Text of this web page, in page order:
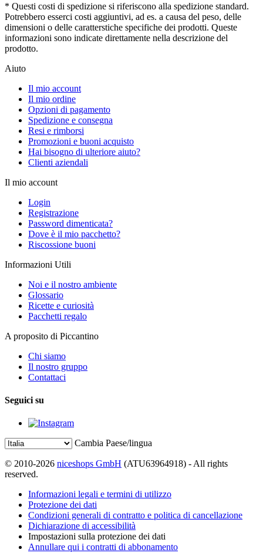
* Questi costi di spedizione si riferiscono alla spedizione standard.
Potrebbero esserci costi aggiuntivi, ad es. a causa del peso, delle
dimensioni o delle caratterstiche specifiche dei prodotti. Queste
informazioni sono indicate direttamente nella descrizione del
prodotto.
Aiuto
Il mio account
Il mio ordine
Opzioni di pagamento
Spedizione e consegna
Resi e rimborsi
Promozioni e buoni acquisto
Hai bisogno di ulteriore aiuto?
Clienti aziendali
Il mio account
Login
Registrazione
Password dimenticata?
Dove è il mio pacchetto?
Riscossione buoni
Informazioni Utili
Noi e il nostro ambiente
Glossario
Ricette e curiosità
Pacchetti regalo
A proposito di Piccantino
Chi siamo
Il nostro gruppo
Contattaci
Seguici su
Cambia Paese/lingua
© 2010-2026 niceshops GmbH (ATU63964918) - All rights
reserved.
Informazioni legali e termini di utilizzo
Protezione dei dati
Condizioni generali di contratto e politica di cancellazione
Dichiarazione di accessibilità
Impostazioni sulla protezione dei dati
Annullare qui i contratti di abbonamento